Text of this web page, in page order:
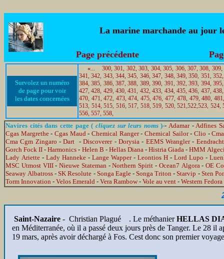
La marine marchande au jour
Page précédente
Survolez un numéro
de page pour voir
les dates concernées
«... 300, 301, 302, 303, 304, 305, 306, 307, 308, 309,
341, 342, 343, 344, 345, 346, 347, 348, 349, 350, 351, 352,
384, 385, 386, 387, 388, 389, 390, 391, 392, 393, 394, 395,
427, 428, 429, 430, 431, 432, 433, 434, 435, 436, 437, 438,
470, 471, 472, 473, 474, 475, 476, 477, 478, 479, 480, 481,
513, 514, 515, 516, 517, 518, 519, 520, 521,522,523, 524,
556, 557, 558,
Navires cités dans cette page ( cliquez sur leurs noms)--Adamar-Adfines
Cgas Margrethe- Cgas Maud- Chemical Ranger- Chemical Sailor- Clio -
Cma Cgm Zingaro -Dart -Discoverer-Dorysia - EEMS Wrangler- Eendracht
Gorch Fock II -Harmonics - Helen B - Hellas Diana-Histria Giada -HMM
Lady Ariette - Lady Hanneke - Lange Wapper- Leontios H - Lord Lupo -
MSC Utmost VIII-Nieuwe Stateman -Northern Spirit - Ocean7 Algora-OE
Seaway Albatross -SK Resolute - Songa Eagle-Songa Triton -Starvip - Sten
Torm Innovation - Velos Emerald - Vera Rambow - Vole au vent - Western Fedora
Saint-Nazaire - Christian Plagué . Le méthanierHELLAS
en Méditerranée, où il a passé deux jours près de Tanger. Le 28 il
19 mars, après avoir déchargé à Fos. Cest donc son premier